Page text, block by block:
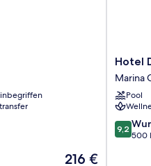
Der
216 €
Hotel
De
Londres
Marina
Centro
Hotel
Marina
Pool
9.2
von
9,2
500